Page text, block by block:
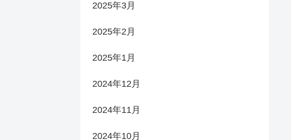
2025年3月
2025年2月
2025年1月
2024年12月
2024年11月
2024年10月